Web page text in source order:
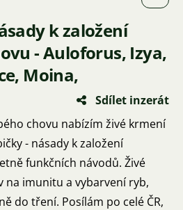
k založení
- Auloforus, Izya,
Moina,
Sdílet inzerát
chovu nabízím živé krmení
- násady k založení
funkčních návodů. Živé
na imunitu a vybarvení ryb,
do tření. Posílám po celé ČR,